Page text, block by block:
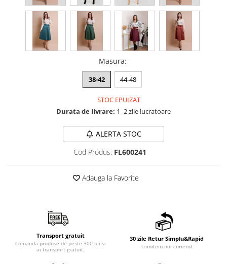
Masura:
38-42 44-48
STOC EPUIZAT
Durata de livrare: 1 -2 zile lucratoare
ALERTA STOC
Cod Produs: FL600241
Adauga la Favorite
Transport gratuit
Comanda produse de peste 300 lei si
ai transport gratuit.
30 zile Retur Simplu&Rapid
trimitem noi curierul